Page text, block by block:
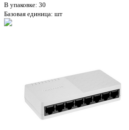
В упаковке: 30
Базовая единица: шт